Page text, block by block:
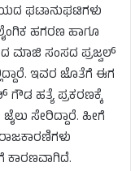
ಘಟಾನುಘಟಿಗಳು
ಹಗರಣ ಹಾಗೂ
ಮಾಜಿ ಸಂಸದ ಪ್ರಜ್ವಲ್
ಇವರ ಜೊತೆಗೆ ಈಗ
ಹತ್ಯೆ ಪ್ರಕರಣಕ್ಕೆ
ಸೇರಿದ್ದಾರೆ. ಹೀಗೆ
ಕಾರಣವಾಗಿದೆ.